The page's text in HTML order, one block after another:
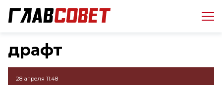
драфт
28 апреля 11:48